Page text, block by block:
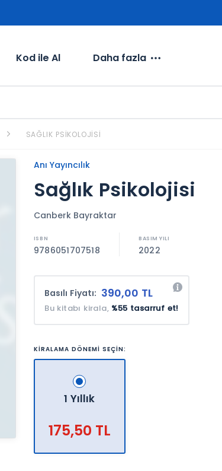
Kod ile Al Daha fazla
SAĞLIK PSIKOLOJISI
Anı Yayıncılık
Sağlık Psikolojisi
Canberk Bayraktar
9786051707518 2022
Basılı Fiyatı: 390,00 TL
Bu kitabı kirala, %55 tasarruf et!
KİRALAMA DÖNEMİ SEÇİN:
1 Yıllık
175,50 TL